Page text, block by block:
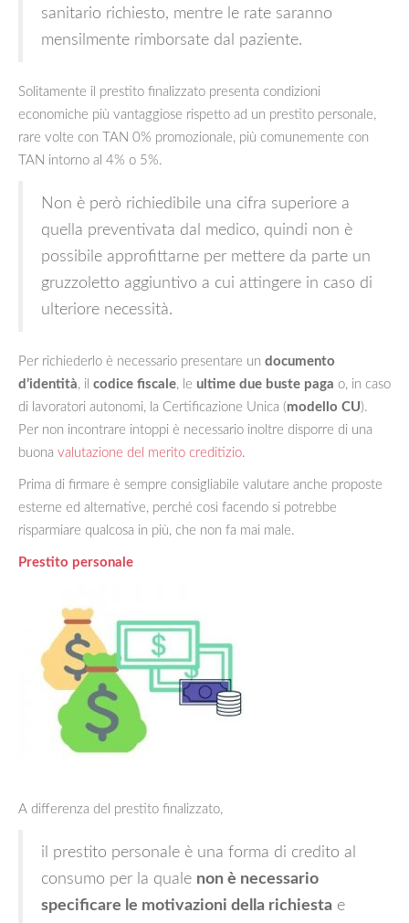
sanitario richiesto, mentre le rate saranno
mensilmente rimborsate dal paziente.
Solitamente il prestito finalizzato presenta condizioni
economiche più vantaggiose rispetto ad un prestito personale,
rare volte con TAN 0% promozionale, più comunemente con
TAN intorno al 4% o 5%.
Non è però richiedibile una cifra superiore a
quella preventivata dal medico, quindi non è
possibile approfittarne per mettere da parte un
gruzzoletto aggiuntivo a cui attingere in caso di
ulteriore necessità.
Per richiederlo è necessario presentare un documento
d’identità, il codice fiscale, le ultime due buste paga o, in caso
di lavoratori autonomi, la Certificazione Unica (modello CU).
Per non incontrare intoppi è necessario inoltre disporre di una
buona valutazione del merito creditizio.
Prima di firmare è sempre consigliabile valutare anche proposte
esterne ed alternative, perché così facendo si potrebbe
risparmiare qualcosa in più, che non fa mai male.
Prestito personale
A differenza del prestito finalizzato,
il prestito personale è una forma di credito al
consumo per la quale non è necessario
specificare le motivazioni della richiesta e